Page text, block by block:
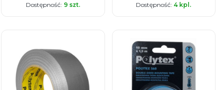
Dostępność: 9 szt. Dostępność:4 kpl.